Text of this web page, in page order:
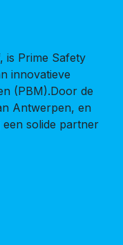
is Prime Safety
innovatieve
(PBM).Door de
Antwerpen, en
solide partner